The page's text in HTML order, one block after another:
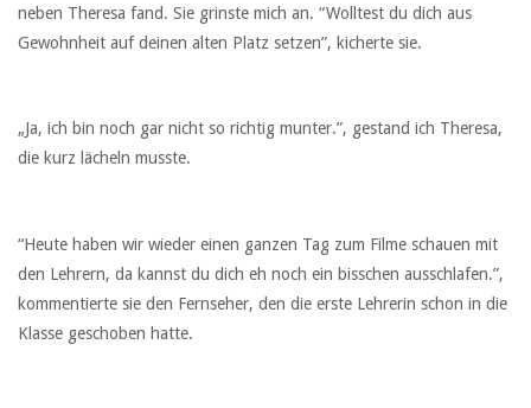
neben Theresa fand. Sie grinste mich an. “Wolltest du dich aus
Gewohnheit auf deinen alten Platz setzen”, kicherte sie.
„Ja, ich bin noch gar nicht so richtig munter.”, gestand ich Theresa,
die kurz lächeln musste.
“Heute haben wir wieder einen ganzen Tag zum Filme schauen mit
den Lehrern, da kannst du dich eh noch ein bisschen ausschlafen.”,
kommentierte sie den Fernseher, den die erste Lehrerin schon in die
Klasse geschoben hatte.